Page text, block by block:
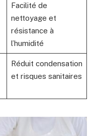
Facilité de
nettoyage et
résistance à
l’humidité
Réduit condensation
et risques sanitaires